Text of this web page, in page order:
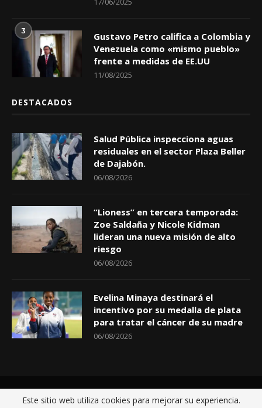
3
Gustavo Petro califica a Colombia y
Venezuela como «mismo pueblo»
frente a medidas de EE.UU
11/08/2025
DESTACADOS
Salud Pública inspecciona aguas
residuales en el sector Plaza Beller
de Dajabón.
06/08/2026
“Lioness” en tercera temporada:
Zoe Saldaña y Nicole Kidman
lideran una nueva misión de alto
riesgo
06/08/2026
Evelina Minaya destinará el
incentivo por su medalla de plata
para tratar el cáncer de su madre
06/08/2026
Este sitio web utiliza cookies para mejorar su experiencia.